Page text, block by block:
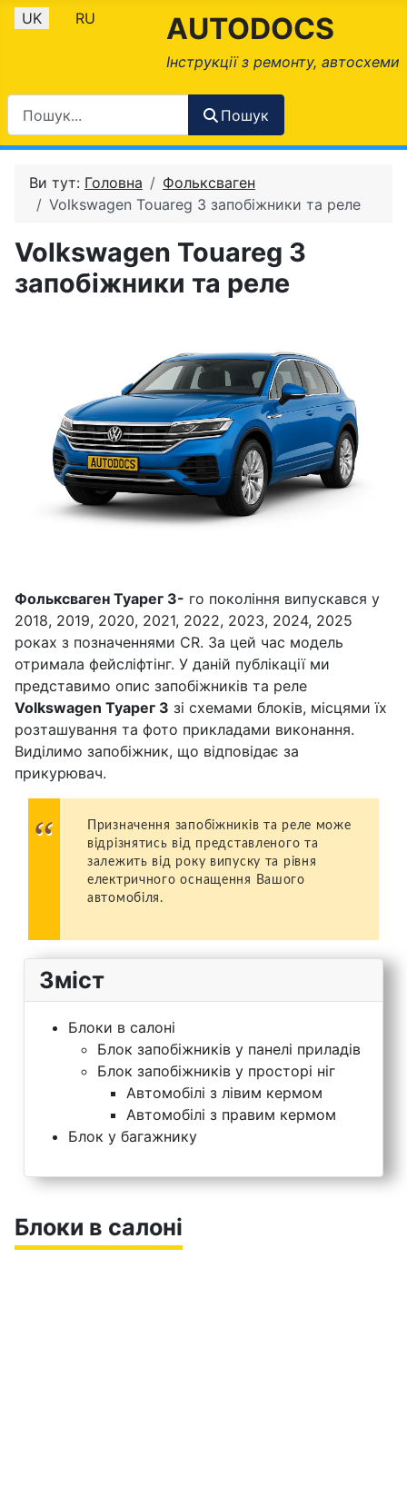
Оберіть свою мову
UK RU AUTODOCS
Інструкції з ремонту, автосхеми
Пошук
Ви тут: Головна
Фольксваген
Volkswagen Touareg 3 запобіжники та реле
Volkswagen Touareg 3
запобіжники та реле
Фольксваген Туарег 3- го покоління випускався у
2018, 2019, 2020, 2021, 2022, 2023, 2024, 2025
роках з позначеннями CR. За цей час модель
отримала фейсліфтінг. У даній публікації ми
представимо опис запобіжників та реле
Volkswagen Туарег 3 зі схемами блоків, місцями їх
розташування та фото прикладами виконання.
Виділимо запобіжник, що відповідає за
прикурювач.
Призначення запобіжників та реле може
відрізнятись від представленого та
залежить від року випуску та рівня
електричного оснащення Вашого
автомобіля.
Зміст
Блоки в салоні
Блок запобіжників у панелі приладів
Блок запобіжників у просторі ніг
Автомобілі з лівим кермом
Автомобілі з правим кермом
Блок у багажнику
Блоки в салоні